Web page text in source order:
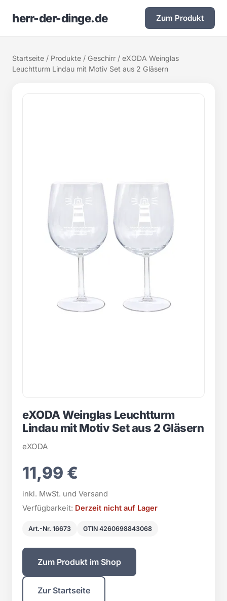
herr-der-dinge.de Zum Produkt
Startseite / Produkte / Geschirr / eXODA Weinglas
Leuchtturm Lindau mit Motiv Set aus 2 Gläsern
eXODA Weinglas Leuchtturm
Lindau mit Motiv Set aus 2 Gläsern
eXODA
11,99 €
inkl. MwSt. und Versand
Verfügbarkeit: Derzeit nicht auf Lager
Art.-Nr. 16673 GTIN 4260698843068
Zum Produkt im Shop
Zur Startseite